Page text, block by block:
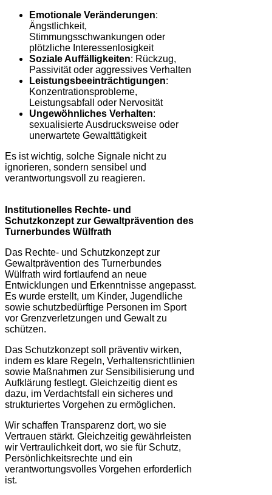
Emotionale Veränderungen:
Ängstlichkeit,
Stimmungsschwankungen oder
plötzliche Interessenlosigkeit
Soziale Auffälligkeiten: Rückzug,
Passivität oder aggressives Verhalten
Leistungsbeeinträchtigungen:
Konzentrationsprobleme,
Leistungsabfall oder Nervosität
Ungewöhnliches Verhalten:
sexualisierte Ausdrucksweise oder
unerwartete Gewalttätigkeit
Es ist wichtig, solche Signale nicht zu
ignorieren, sondern sensibel und
verantwortungsvoll zu reagieren.
Institutionelles Rechte- und
Schutzkonzept zur Gewaltprävention des
Turnerbundes Wülfrath
Das Rechte- und Schutzkonzept zur
Gewaltprävention des Turnerbundes
Wülfrath wird fortlaufend an neue
Entwicklungen und Erkenntnisse angepasst.
Es wurde erstellt, um Kinder, Jugendliche
sowie schutzbedürftige Personen im Sport
vor Grenzverletzungen und Gewalt zu
schützen.
Das Schutzkonzept soll präventiv wirken,
indem es klare Regeln, Verhaltensrichtlinien
sowie Maßnahmen zur Sensibilisierung und
Aufklärung festlegt. Gleichzeitig dient es
dazu, im Verdachtsfall ein sicheres und
strukturiertes Vorgehen zu ermöglichen.
Wir schaffen Transparenz dort, wo sie
Vertrauen stärkt. Gleichzeitig gewährleisten
wir Vertraulichkeit dort, wo sie für Schutz,
Persönlichkeitsrechte und ein
verantwortungsvolles Vorgehen erforderlich
ist.